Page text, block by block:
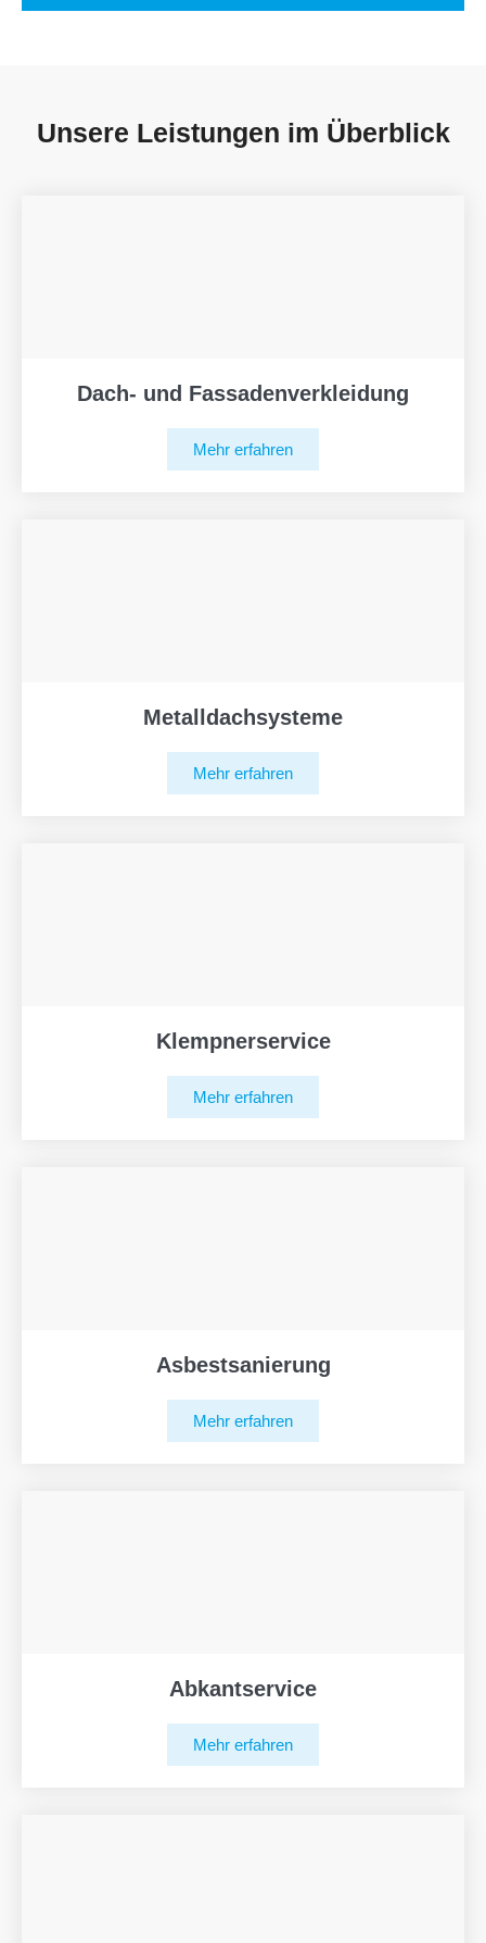
Unsere Leistungen im Überblick
Dach- und Fassadenverkleidung
Mehr erfahren
Metalldachsysteme
Mehr erfahren
Klempnerservice
Mehr erfahren
Asbestsanierung
Mehr erfahren
Abkantservice
Mehr erfahren